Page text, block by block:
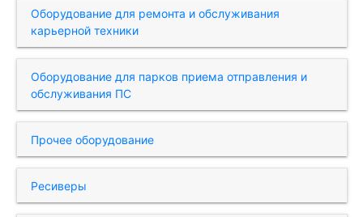
Оборудование для ремонта и обслуживания
карьерной техники
Оборудование для парков приема отправления и
обслуживания ПС
Прочее оборудование
Ресиверы